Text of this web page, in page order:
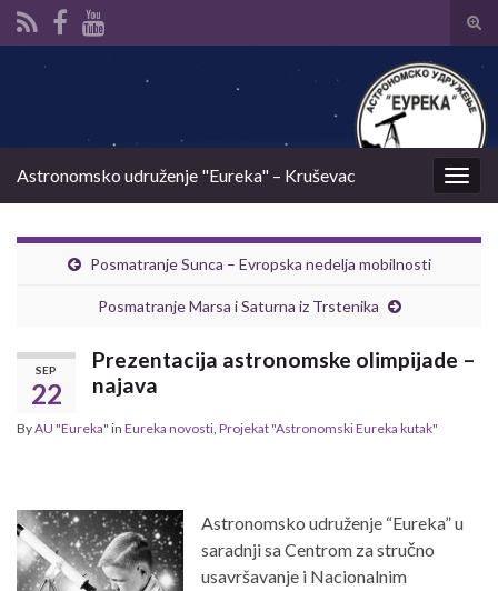
Astronomsko udruženje "Eureka" – Kruševac
Posmatranje Sunca – Evropska nedelja mobilnosti
Posmatranje Marsa i Saturna iz Trstenika
SEP
22
Prezentacija astronomske olimpijade –
najava
ByAU "Eureka" in Eureka novosti, Projekat "Astronomski Eureka kutak"
Astronomsko udruženje “Eureka” u
saradnji sa Centrom za stručno
usavršavanje i Nacionalnim